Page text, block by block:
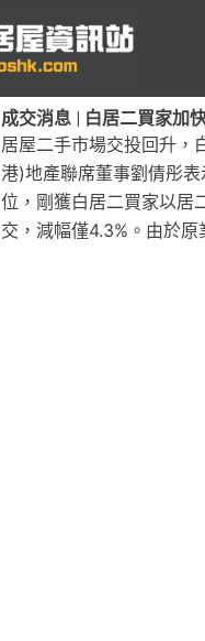
成交消息 | 白居二買家加
居屋二手市場交投回升，
港)地產聯席董事劉倩彤
位，剛獲白居二買家以居
交，減幅僅4.3%。由於